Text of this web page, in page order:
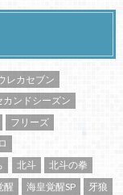
レカセブン
カンドシーズン
フリーズ
北斗
北斗の拳
醒 海皇覚醒SP
牙狼